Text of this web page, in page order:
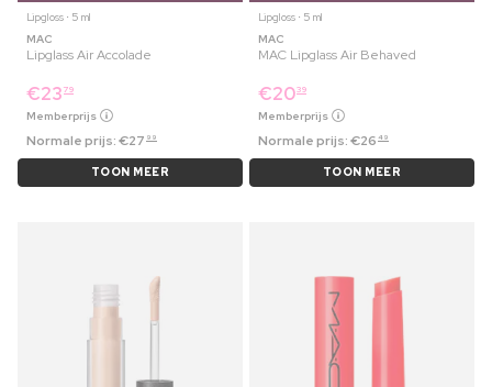
Lipgloss ⋅ 5 ml
MAC
Lipglass Air Accolade
€23 79
Memberprijs
Normale prijs:€27 99
TOON MEER
Lipgloss ⋅ 5 ml
MAC
MAC Lipglass Air Behaved
€2039
Memberprijs
Normale prijs:€26 49
TOON MEER